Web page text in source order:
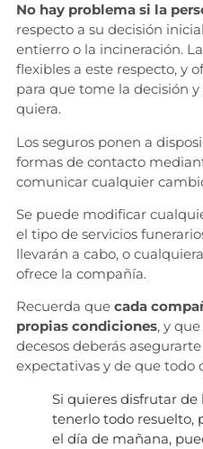
No hay problema si la
respecto a su decisión
entierro o la incineración.
flexibles a este respecto, y
para que tome la decisión
quiera.
Los seguros ponen a
formas de contacto
comunicar cualquier
Se puede modificar
el tipo de servicios
llevarán a cabo, o
ofrece la compañía.
Recuerda que cada
propias condiciones, y
decesos deberás
expectativas y de que todo
Si quieres disfrutar
tenerlo todo resuelto,
el día de mañana,